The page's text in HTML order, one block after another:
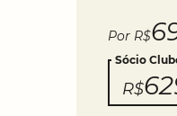
Por R$
Sócio
R$